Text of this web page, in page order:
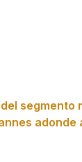
segmento